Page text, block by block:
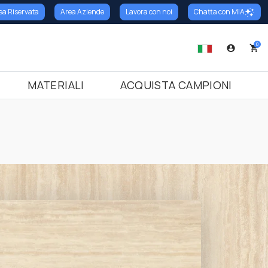
Riservata Area Aziende Lavora con noi Chatta con MIA
0
MATERIALI ACQUISTA CAMPIONI
in Granito
in Marmo
in Terrazzo Italiano
Soglie in Marmo
Soglie in Granito
Soglie in Terrazzo Italiano
Marmo Cemento
Marmo Resina